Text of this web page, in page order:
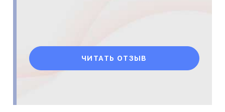
ЧИТАТЬ ОТЗЫВ